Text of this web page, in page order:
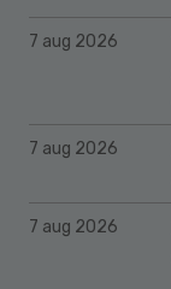
7 aug 2026
7 aug 2026
7 aug 2026